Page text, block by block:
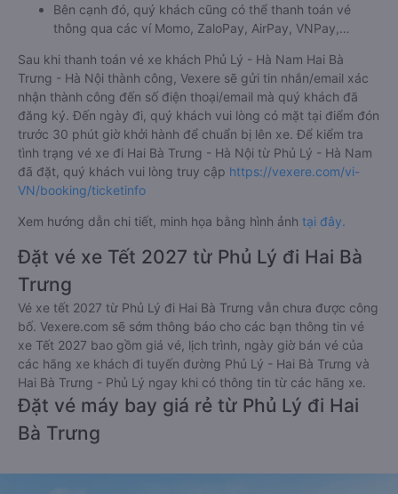
Bên cạnh đó, quý khách cũng có thể thanh toán vé
thông qua các ví Momo, ZaloPay, AirPay, VNPay,…
Sau khi thanh toán vé xe khách Phủ Lý - Hà Nam Hai Bà
Trưng - Hà Nội thành công, Vexere sẽ gửi tin nhắn/email xác
nhận thành công đến số điện thoại/email mà quý khách đã
đăng ký. Đến ngày đi, quý khách vui lòng có mặt tại điểm đón
trước 30 phút giờ khởi hành để chuẩn bị lên xe. Để kiểm tra
tình trạng vé xe đi Hai Bà Trưng - Hà Nội từ Phủ Lý - Hà Nam
đã đặt, quý khách vui lòng truy cập https://vexere.com/vi-
VN/booking/ticketinfo
Xem hướng dẫn chi tiết, minh họa bằng hình ảnh tại đây.
Đặt vé xe Tết 2027 từ Phủ Lý đi Hai Bà
Trưng
Vé xe tết 2027 từ Phủ Lý đi Hai Bà Trưng vẫn chưa được công
bố. Vexere.com sẽ sớm thông báo cho các bạn thông tin vé
xe Tết 2027 bao gồm giá vé, lịch trình, ngày giờ bán vé của
các hãng xe khách đi tuyến đường Phủ Lý - Hai Bà Trưng và
Hai Bà Trưng - Phủ Lý ngay khi có thông tin từ các hãng xe.
Đặt vé máy bay giá rẻ từ Phủ Lý đi Hai
Bà Trưng